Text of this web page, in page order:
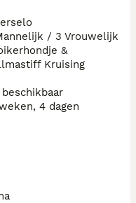
/ 3 Vrouwelijk
&
Kruising
beschikbaar
4 dagen